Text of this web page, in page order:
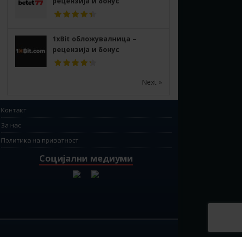
1xBit обложувалница –
рецензија и бонус
Next »
Контакт
За нас
Политика на приватност
Социјални медиуми